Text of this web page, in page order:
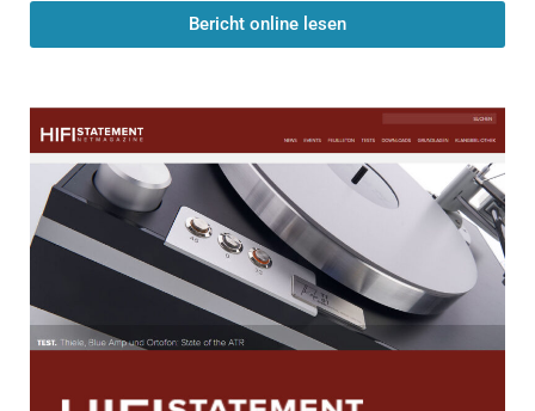
Bericht online lesen